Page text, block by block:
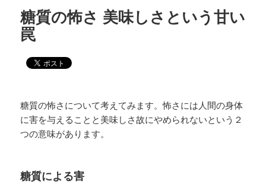
糖質の怖さ 美味しさという甘い
罠
糖質の怖さについて考えてみます。怖さには人間の身体
に害を与えることと美味しさ故にやめられないという２
つの意味があります。
糖質による害